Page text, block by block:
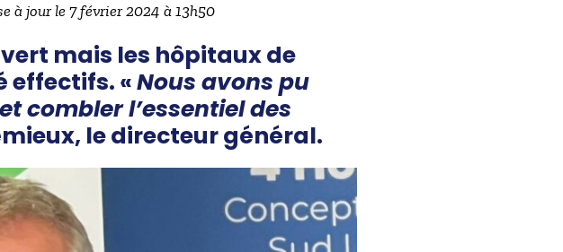
à jour le 7 février 2024 à 13h50
mais les hôpitaux de
effectifs. «Nous avons pu
combler l’essentiel des
le directeur général.